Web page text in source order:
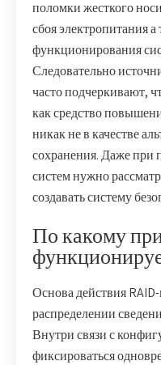
поломки жесткого
сбоя электропитания
функционирования
Следовательно
часто подчеркивают,
как средство
никак не в качестве
сохранения. Даже
систем нужно
создавать систему
По какому
Основа действия
распределении
Внутри связи с
фиксироваться